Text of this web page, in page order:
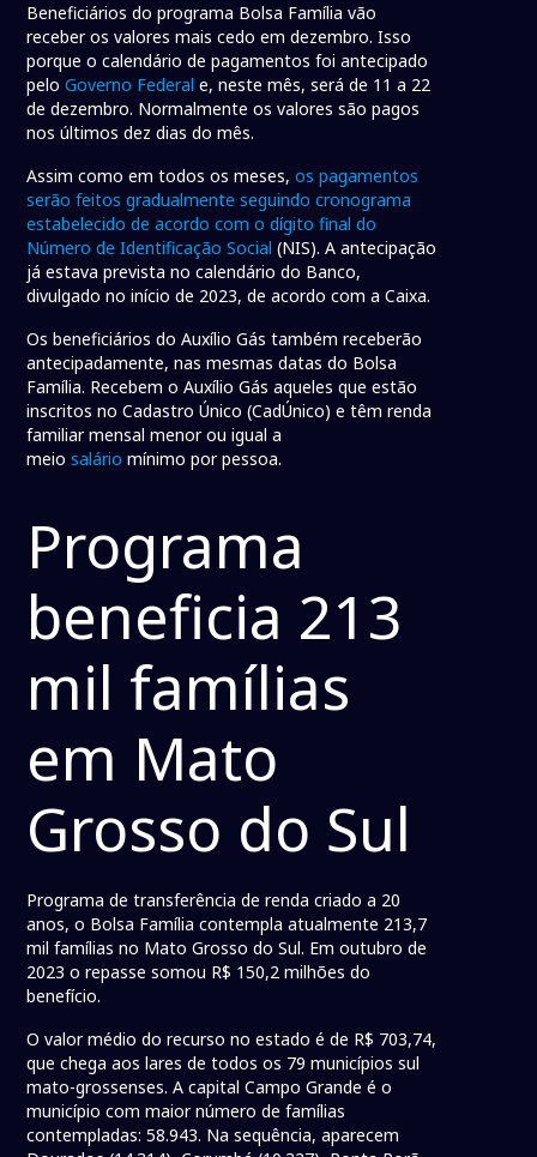
Beneficiários do programa Bolsa Família vão
receber os valores mais cedo em dezembro. Isso
porque o calendário de pagamentos foi antecipado
peloGoverno Federal e, neste mês, será de 11 a 22
de dezembro. Normalmente os valores são pagos
nos últimos dez dias do mês.
Assim como em todos os meses,os pagamentos
serão feitos gradualmente seguindo cronograma
estabelecido de acordo com o dígito final do
Número de Identificação Social(NIS). A antecipação
já estava prevista no calendário do Banco,
divulgado no início de 2023, de acordo com a Caixa.
Os beneficiários do Auxílio Gás também receberão
antecipadamente, nas mesmas datas do Bolsa
Família. Recebem o Auxílio Gás aqueles que estão
inscritos no Cadastro Único (CadÚnico) e têm renda
familiar mensal menor ou igual a
meiosalário mínimo por pessoa.
Programa
beneficia 213
mil famílias
em Mato
Grosso do Sul
Programa de transferência de renda criado a 20
anos, o Bolsa Família contempla atualmente 213,7
mil famílias no Mato Grosso do Sul. Em outubro de
2023 o repasse somou R$ 150,2 milhões do
benefício.
O valor médio do recurso no estado é de R$ 703,74,
que chega aos lares de todos os 79 municípios sul
mato-grossenses. A capital Campo Grande é o
município com maior número de famílias
contempladas: 58.943. Na sequência, aparecem